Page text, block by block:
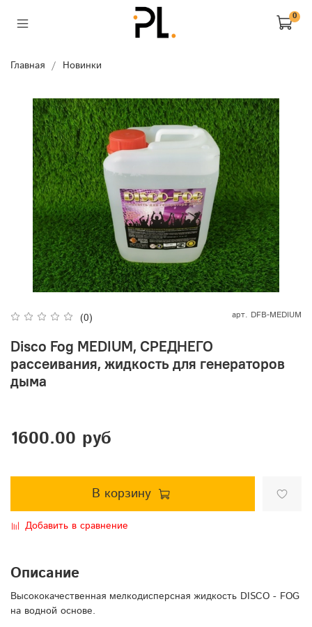
0
Главная Новинки
(0) арт. DFB-MEDIUM
Disco Fog MEDIUM, СРЕДНЕГО
рассеивания, жидкость для генераторов
дыма
1600.00 руб
В корзину
Добавить в сравнение
Описание
Высококачественная мелкодисперсная жидкость DISCO - FOG
на водной основе.